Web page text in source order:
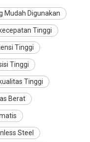
Mudah Digunakan
Tinggi
Tinggi
Tinggi
Tinggi
Berat
Steel